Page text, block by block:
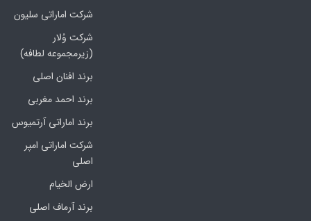
شرکت اماراتی سلیون
شرکت وُلار
(زیرمجموعه لطافه)
برند افنان اصلی
برند احمد مغربی
برند اماراتی آرتمیوس
شرکت اماراتی امپر
اصلی
ارض الخیام
برند آرماف اصلی